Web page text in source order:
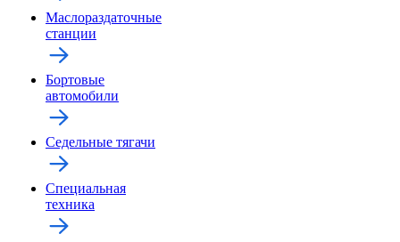
Маслораздаточные
станции
Бортовые
автомобили
Седельные тягачи
Специальная
техника